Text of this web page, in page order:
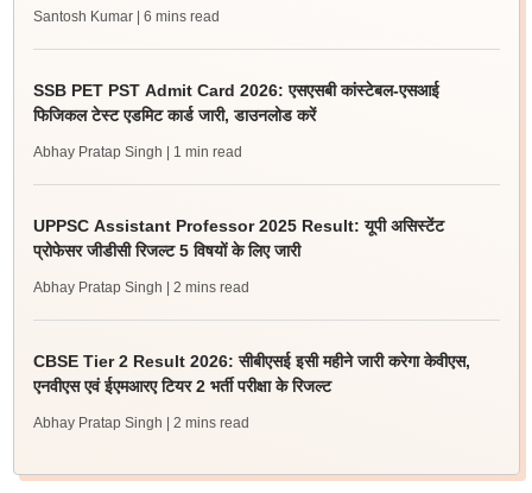
Santosh Kumar | 6 mins read
SSB PET PST Admit Card 2026: एसएसबी कांस्टेबल-एसआई
फिजिकल टेस्ट एडमिट कार्ड जारी, डाउनलोड करें
Abhay Pratap Singh | 1 min read
UPPSC Assistant Professor 2025 Result: यूपी असिस्टेंट
प्रोफेसर जीडीसी रिजल्ट 5 विषयों के लिए जारी
Abhay Pratap Singh | 2 mins read
CBSE Tier 2 Result 2026: सीबीएसई इसी महीने जारी करेगा केवीएस,
एनवीएस एवं ईएमआरए टियर 2 भर्ती परीक्षा के रिजल्ट
Abhay Pratap Singh | 2 mins read